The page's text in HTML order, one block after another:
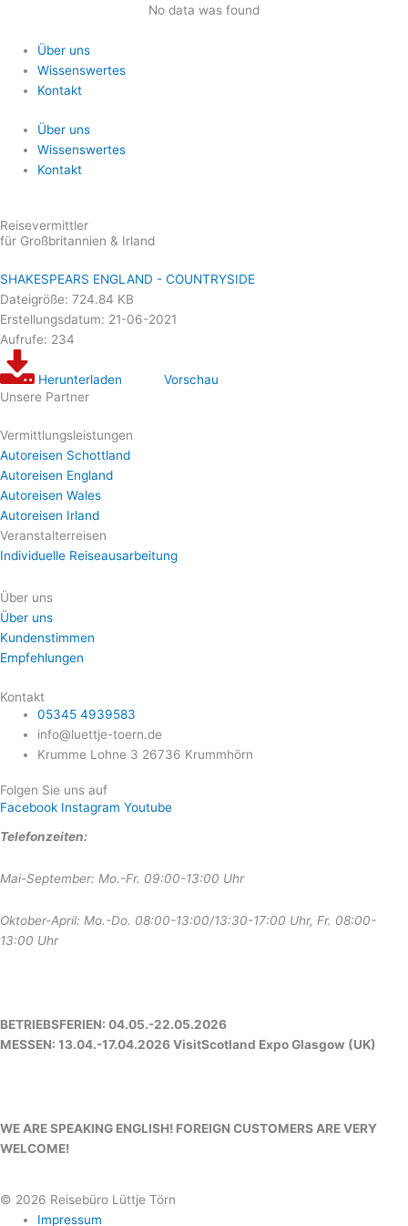
springen
No data was found
Über uns
Wissenswertes
Kontakt
Über uns
Wissenswertes
Kontakt
Reisevermittler
für Großbritannien & Irland
SHAKESPEARS ENGLAND - COUNTRYSIDE
Dateigröße: 724.84 KB
Erstellungsdatum: 21-06-2021
Aufrufe: 234
Herunterladen
Vorschau
Unsere Partner
Vermittlungsleistungen
Autoreisen Schottland
Autoreisen England
Autoreisen Wales
Autoreisen Irland
Veranstalterreisen
Individuelle Reiseausarbeitung
Über uns
Über uns
Kundenstimmen
Empfehlungen
Kontakt
05345 4939583
info@luettje-toern.de
Krumme Lohne 3 26736 Krummhörn
Folgen Sie uns auf
Facebook Instagram Youtube
Telefonzeiten:
Mai-September: Mo.-Fr. 09:00-13:00 Uhr
Oktober-April: Mo.-Do. 08:00-13:00/13:30-17:00 Uhr, Fr. 08:00-
13:00 Uhr
BETRIEBSFERIEN: 04.05.-22.05.2026
MESSEN: 13.04.-17.04.2026 VisitScotland Expo Glasgow (UK)
WE ARE SPEAKING ENGLISH! FOREIGN CUSTOMERS ARE VERY
WELCOME!
© 2026 Reisebüro Lüttje Törn
Impressum